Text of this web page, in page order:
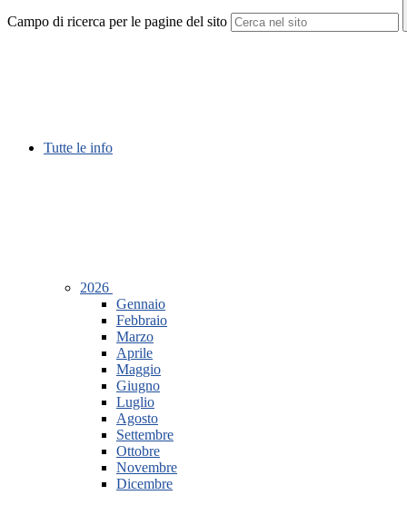
Campo di ricerca per le pagine del sito
Tutte le info
2026
Gennaio
Febbraio
Marzo
Aprile
Maggio
Giugno
Luglio
Agosto
Settembre
Ottobre
Novembre
Dicembre